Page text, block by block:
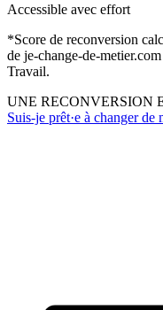
Accessible avec effort
*Score de reconversion
de je-change-de-
Travail.
UNE RECONVERSION
Suis-je prêt·e à changer de